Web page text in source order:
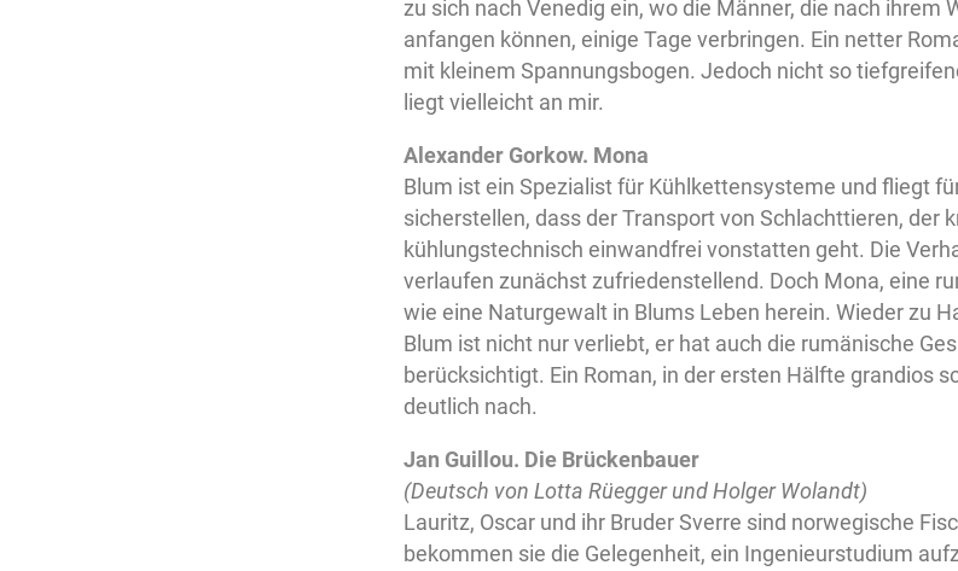
zu sich nach Venedig ein, wo die Männer, die nach ihrem
anfangen können, einige Tage verbringen. Ein netter
mit kleinem Spannungsbogen. Jedoch nicht so
liegt vielleicht an mir.
Alexander Gorkow. Mona
Blum ist ein Spezialist für Kühlkettensysteme und fliegt
sicherstellen, dass der Transport von Schlachttieren, der
kühlungstechnisch einwandfrei vonstatten geht. Die
verlaufen zunächst zufriedenstellend. Doch Mona, eine
wie eine Naturgewalt in Blums Leben herein. Wieder zu
Blum ist nicht nur verliebt, er hat auch die rumänische
berücksichtigt. Ein Roman, in der ersten Hälfte grandios
deutlich nach.
Jan Guillou. Die Brückenbauer
(Deutsch von Lotta Rüegger und Holger Wolandt)
Lauritz, Oscar und ihr Bruder Sverre sind norwegische
bekommen sie die Gelegenheit, ein Ingenieurstudium